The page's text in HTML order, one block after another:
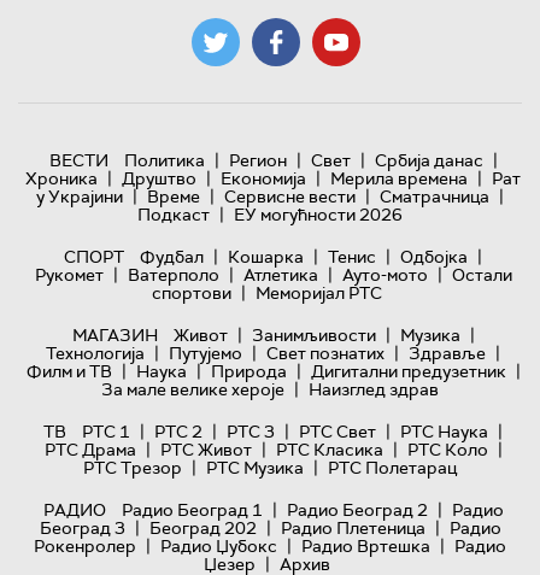
ВЕСТИ Политика | Регион | Свет | Србија данас |
Хроника | Друштво | Економија | Мерила времена | Рат
у Украјини | Време | Сервисне вести | Сматрачница |
Подкаст | ЕУ могућности 2026
СПОРТ
Фудбал | Кошарка | Тенис | Одбојка |
Рукомет | Ватерполо | Атлетика | Ауто-мото | Остали
спортови | Меморијал РТС
МАГАЗИН
Живот | Занимљивости | Музика |
Технологијa | Путујемо | Свет познатих | Здравље |
Филм и ТВ | Наука | Природа | Дигитални предузетник |
За мале велике хероје | Наизглед здрав
ТВ
РТС 1 | РТС 2 | РТС 3 | РТС Свет | РТС Наука |
РТС Драма | РТС Живот | РТС Класика | РТС Коло |
РТС Трезор | РТС Музика | РТС Полетарац
РАДИО
Радио Београд 1 | Радио Београд 2 | Радио
Београд 3 | Београд 202 | Радио Плетеница | Радио
Рокенролер | Радио Џубокс | Радио Вртешка | Радио
Џезер | Архив